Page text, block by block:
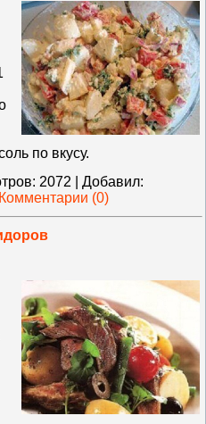
по вкусу.
2072
Добавил:
Комментарии (0)